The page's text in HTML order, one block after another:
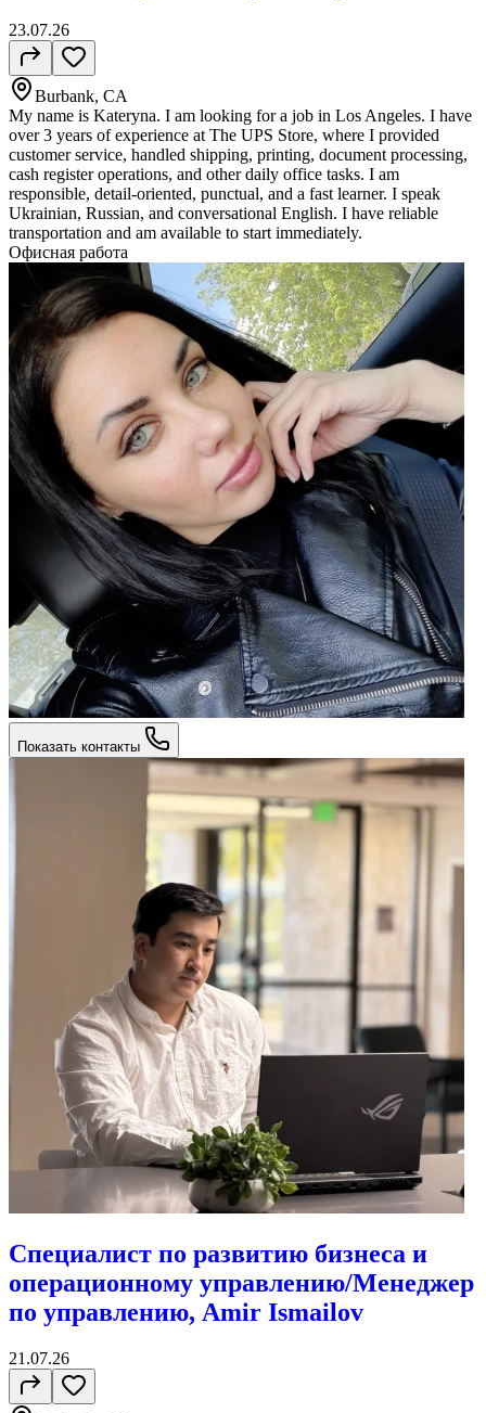
23.07.26
Burbank, CA
My name is Kateryna. I am looking for a job in Los Angeles. I have
over 3 years of experience at The UPS Store, where I provided
customer service, handled shipping, printing, document processing,
cash register operations, and other daily office tasks. I am
responsible, detail-oriented, punctual, and a fast learner. I speak
Ukrainian, Russian, and conversational English. I have reliable
transportation and am available to start immediately.
Офисная работа
Показать контакты
Специалист по развитию бизнеса и
операционному управлению/Менеджер
по управлению, Amir Ismailov
21.07.26